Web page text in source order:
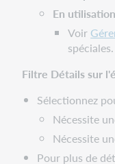
En utilisation
Voir
spéciales.
Filtre Détails sur
Sélectionnez
Nécessite
Nécessite
Pour plus de